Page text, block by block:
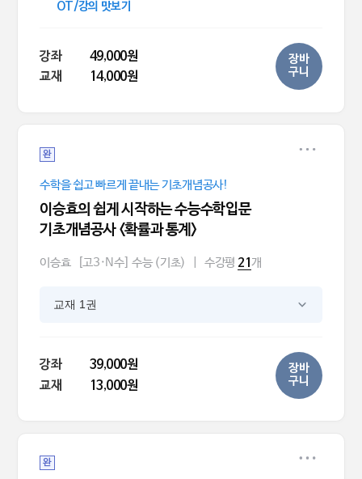
OT/강의 맛보기
강좌
49,000원
교재
14,000원
장바
구니
완
수학을 쉽고 빠르게 끝내는 기초개념공사!
이승효의 쉽게 시작하는 수능수학입문
기초개념공사 <확률과 통계>
이승효 [고3·N수] 수능 (기초) 수강평 21개
교재 1권
강좌
39,000원
교재
13,000원
장바
구니
완